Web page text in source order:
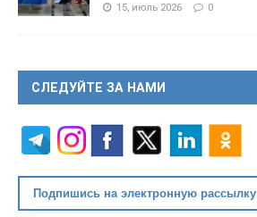
15, июль 2026 0
СЛЕДУЙТЕ ЗА НАМИ
Подпишись на электронную рассылку